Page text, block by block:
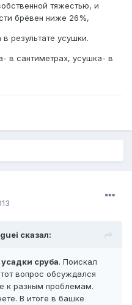
тяжестью, и
брёвен ниже 26%,
результате усушки.
в сантиметрах, усушка- в
сказал:
усадки сруба. Поискал
вопрос обсуждался
к разным проблемам.
В итоге в башке